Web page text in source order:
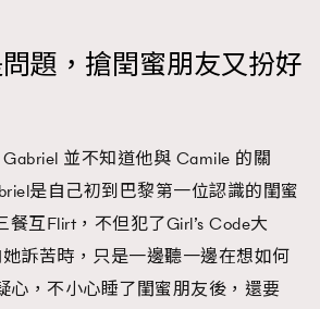
題，搶閏蜜朋友又扮好
並不知道他與 Camile 的關
是自己初到巴黎第一位認識的閨蜜
互Flirt，不但犯了Girl’s Code大
訴苦時，只是一邊聽一邊在想如何
心，不小心睡了閨蜜朋友後，還要